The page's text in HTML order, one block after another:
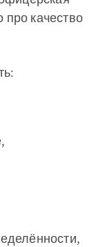
про качество